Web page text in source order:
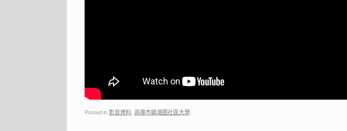
Posted in 影音資料 高雄市鎮港園社區大學